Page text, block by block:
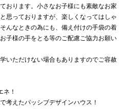
おります。小さなお子様にも素敵なお家
思っておりますが、楽しくなってはしゃ
んなときの為にも、備え付けの手袋の着
子様の手をとる等のご配慮ご協力お願い
いただけない場合もありますのでご容赦
ネ！
考えたパッシブデザインハウス！